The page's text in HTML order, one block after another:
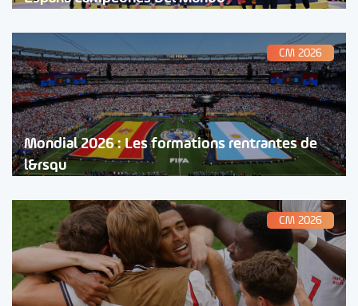
CM 2026
Mondial 2026 : Les formations rentrantes de
l&rsqu
CM 2026